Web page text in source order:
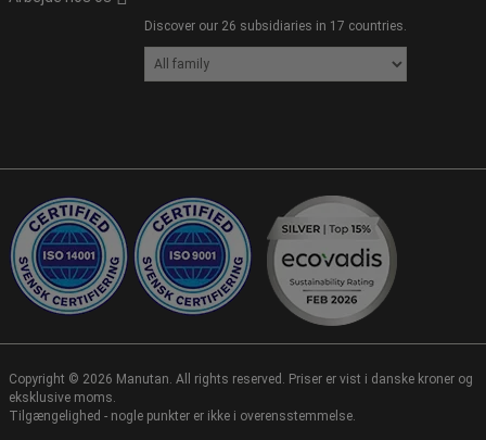
Discover our 26 subsidiaries in 17 countries.
Copyright © 2026 Manutan. All rights reserved. Priser er vist i danske kroner og
eksklusive moms.
Tilgængelighed - nogle punkter er ikke i overensstemmelse.